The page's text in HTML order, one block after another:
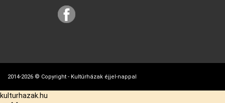
2014-2026 © Copyright - Kultúrházak éjjel-nappal
kulturhazak.hu